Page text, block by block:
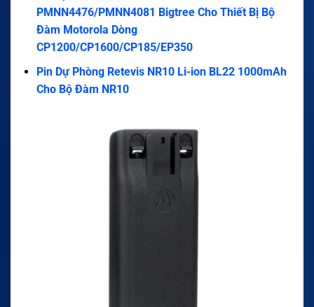
PMNN4476/PMNN4081 Bigtree Cho Thiết Bị Bộ
Đàm Motorola Dòng
CP1200/CP1600/CP185/EP350
Pin Dự Phòng Retevis NR10 Li-ion BL22 1000mAh
Cho Bộ Đàm NR10